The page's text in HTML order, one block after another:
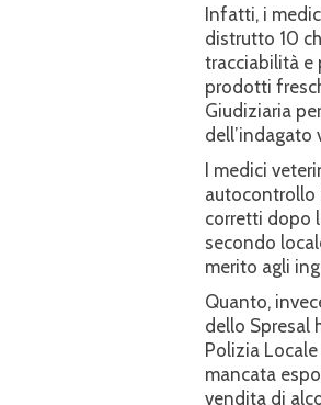
Infatti, i
distrutto 10
tracciabilità e
prodotti
Giudiziaria
I medici
autocontrollo
corretti dopo
secondo
merito agli
Quanto,
dello Spresal
Polizia
mancata
vendita di